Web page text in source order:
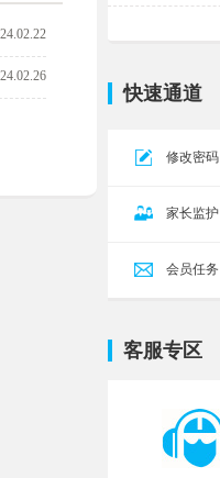
快速通道
修改密码
家长监护
会员任务
客服专区